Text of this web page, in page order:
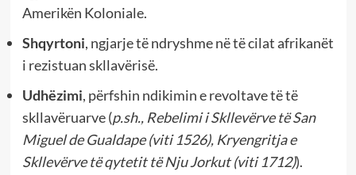
Amerikën Koloniale.
Shqyrtoni, ngjarje të ndryshme në të cilat afrikanët
i rezistuan skllavërisë.
Udhëzimi, përfshin ndikimin e revoltave të të
skllavëruarve (p.sh., Rebelimi i Skllevërve të San
Miguel de Gualdape (viti 1526), Kryengritja e
Skllevërve të qytetit të Nju Jorkut (viti 1712)).